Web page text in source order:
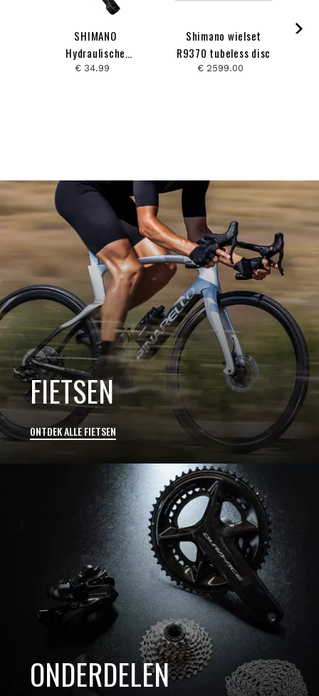
SHIMANO
Hydraulische
Schijfrem BR-
€ 34.99
Shimano wielset
R9370 tubeless disc
€ 2599.00
ONTDEK ALLE FIETSEN
FIETSEN
ONDERDELEN